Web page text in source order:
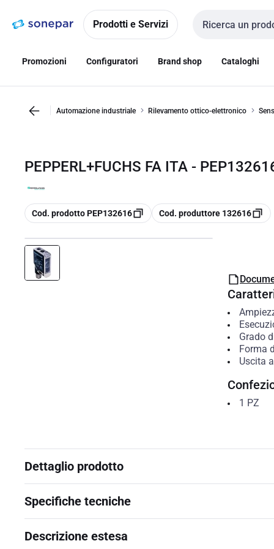
navigazionealla
Prodotti e Servizi
Cerca input
Promozioni Configuratori Brand shop Cataloghi
Automazione industriale Rilevamento ottico-elettronico
PEPPERL+FUCHS FA ITA -
copia
Cod. prodotto PEP132616 copia
Cod. produttore 132616
Grado
Forma
Uscita
1 PZ
Dettaglio prodotto
Specifiche tecniche
Descrizione estesa